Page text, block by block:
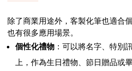
除了商業用途外，客製化筆也適合
也有很多應用場景。
個性化禮物 ：可以將名字、特別
上，作為生日禮物、節日贈品或